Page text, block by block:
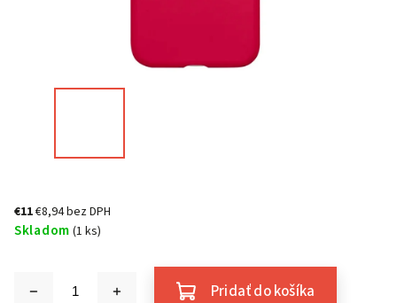
€11€8,94 bez DPH
Skladom (1 ks)
Pridať do košíka